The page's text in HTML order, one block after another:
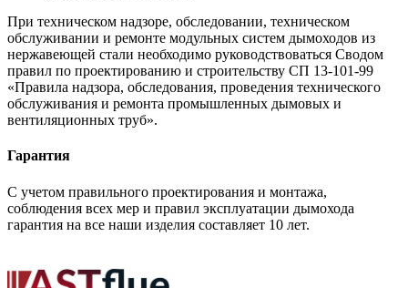
При техническом надзоре, обследовании, техническом
обслуживании и ремонте модульных систем дымоходов из
нержавеющей стали необходимо руководствоваться Сводом
правил по проектированию и строительству СП 13-101-99
«Правила надзора, обследования, проведения технического
обслуживания и ремонта промышленных дымовых и
вентиляционных труб».
Гарантия
С учетом правильного проектирования и монтажа,
соблюдения всех мер и правил эксплуатации дымохода
гарантия на все наши изделия составляет 10 лет.